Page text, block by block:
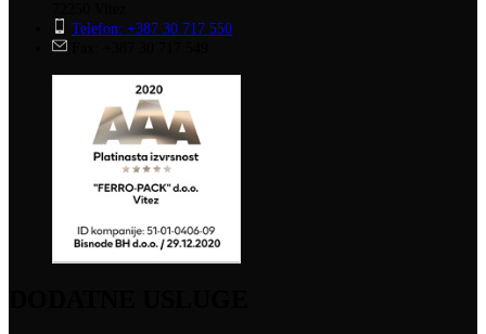
Telefon: +387 30 717 550